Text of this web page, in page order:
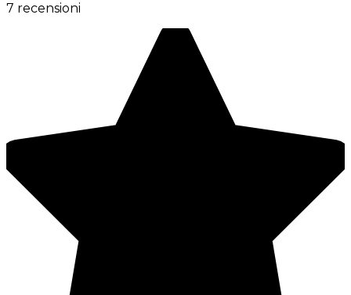
7 recensioni